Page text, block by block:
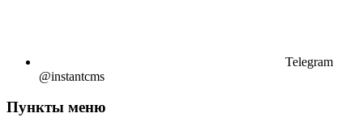
Telegram
@instantcms
Пункты меню